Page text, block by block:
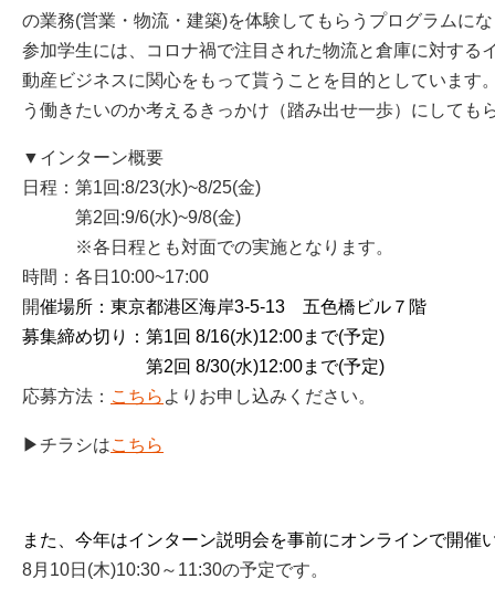
の業務(営業・物流・建築)を体験してもらうプログラムに
参加学生には、コロナ禍で注目された物流と倉庫に対する
動産ビジネスに関心をもって貰うことを目的としています
う働きたいのか考えるきっかけ（踏み出せ一歩）にしても
▼インターン概要
日程：第1回:8/23(水)~8/25(金)
第2回:9/6(水)~9/8(金)
※各日程とも対面での実施となります。
時間：各日10:00~17:00
開催場所：東京都港区海岸3-5-13 五色橋ビル７階
募集締め切り：第1回 8/16(水)12:00まで(予定)
第2回 8/30(水)12:00まで(予定)
応募方法： こちら よりお申し込みください。
▶チラシはこちら
また、今年はインターン説明会を事前にオンラインで開催
8月10日(木)10:30～11:30の予定です。